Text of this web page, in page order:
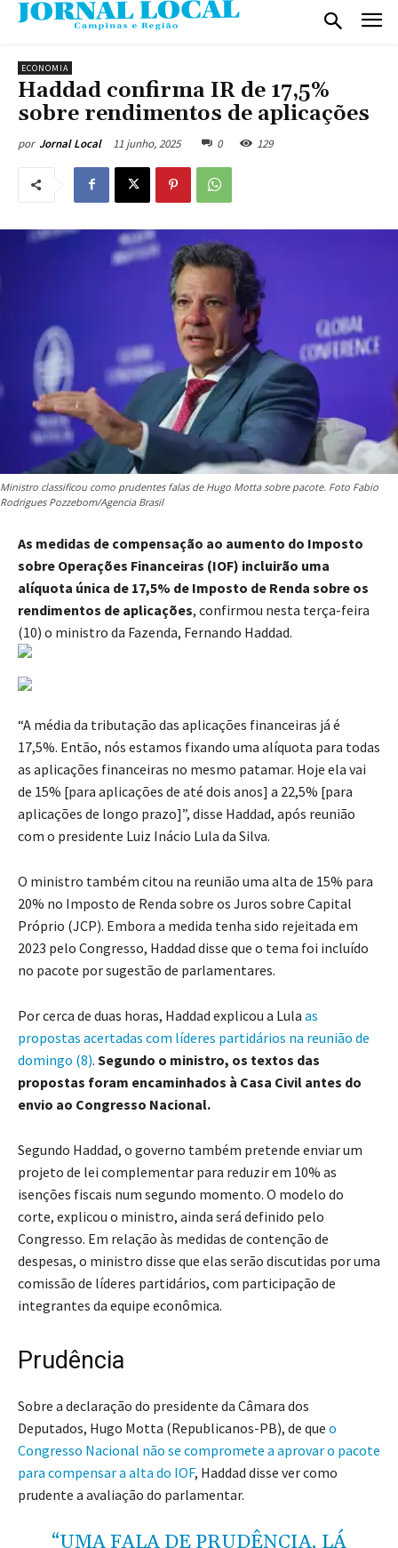
ECONOMIA
Haddad confirma IR de 17,5%
sobre rendimentos de aplicações
por Jornal Local 11 junho, 2025 0 129
Ministro classificou como prudentes falas de Hugo Motta sobre pacote. Foto Fabio
Rodrigues Pozzebom/Agencia Brasil
As medidas de compensação ao aumento do Imposto
sobre Operações Financeiras (IOF) incluirão uma
alíquota única de 17,5% de Imposto de Renda sobre os
rendimentos de aplicações, confirmou nesta terça-feira
(10) o ministro da Fazenda, Fernando Haddad.
“A média da tributação das aplicações financeiras já é
17,5%. Então, nós estamos fixando uma alíquota para todas
as aplicações financeiras no mesmo patamar. Hoje ela vai
de 15% [para aplicações de até dois anos] a 22,5% [para
aplicações de longo prazo]”, disse Haddad, após reunião
com o presidente Luiz Inácio Lula da Silva.
O ministro também citou na reunião uma alta de 15% para
20% no Imposto de Renda sobre os Juros sobre Capital
Próprio (JCP). Embora a medida tenha sido rejeitada em
2023 pelo Congresso, Haddad disse que o tema foi incluído
no pacote por sugestão de parlamentares.
Por cerca de duas horas, Haddad explicou a Lula as
propostas acertadas com líderes partidários na reunião de
domingo (8). Segundo o ministro, os textos das
propostas foram encaminhados à Casa Civil antes do
envio ao Congresso Nacional.
Segundo Haddad, o governo também pretende enviar um
projeto de lei complementar para reduzir em 10% as
isenções fiscais num segundo momento. O modelo do
corte, explicou o ministro, ainda será definido pelo
Congresso. Em relação às medidas de contenção de
despesas, o ministro disse que elas serão discutidas por uma
comissão de líderes partidários, com participação de
integrantes da equipe econômica.
Prudência
Sobre a declaração do presidente da Câmara dos
Deputados, Hugo Motta (Republicanos-PB), de que o
Congresso Nacional não se compromete a aprovar o pacote
para compensar a alta do IOF, Haddad disse ver como
prudente a avaliação do parlamentar.
“UMA FALA DE PRUDÊNCIA, LÁ